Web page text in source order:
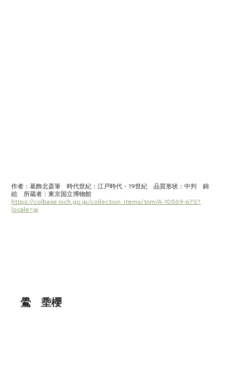
作者：葛飾北斎筆　時代世紀：江戸時代・19世紀　品質形状：中判　錦
絵　所蔵者：東京国立博物館
https://colbase.nich.go.jp/collection_items/tnm/A-10569-670?
locale=ja
鷽　埀櫻